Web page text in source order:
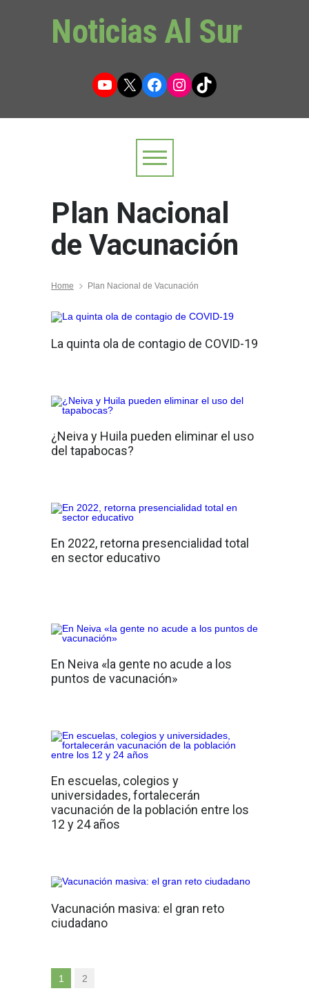
Noticias Al Sur
YouTube
X Facebook
Instagram
TikTok
Plan Nacional
de Vacunación
Home Plan Nacional de Vacunación
La quinta ola de contagio de COVID-19
¿Neiva y Huila pueden eliminar el uso
del tapabocas?
En 2022, retorna presencialidad total
en sector educativo
En Neiva «la gente no acude a los
puntos de vacunación»
En escuelas, colegios y
universidades, fortalecerán
vacunación de la población entre los
12 y 24 años
Vacunación masiva: el gran reto
ciudadano
1 2